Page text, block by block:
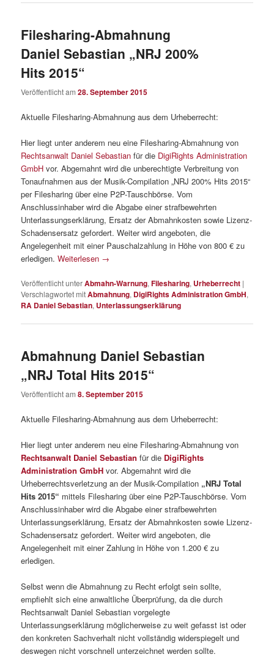
Filesharing-Abmahnung
Daniel Sebastian „NRJ 200%
Hits 2015“
Veröffentlicht am28. September 2015
Aktuelle Filesharing-Abmahnung aus dem Urheberrecht:
Hier liegt unter anderem neu eine Filesharing-Abmahnung von
Rechtsanwalt Daniel Sebastian für die DigiRights Administration
GmbH vor. Abgemahnt wird die unberechtigte Verbreitung von
Tonaufnahmen aus der Musik-Compilation „NRJ 200% Hits 2015“
per Filesharing über eine P2P-Tauschbörse. Vom
Anschlussinhaber wird die Abgabe einer strafbewehrten
Unterlassungserklärung, Ersatz der Abmahnkosten sowie Lizenz-
Schadensersatz gefordert. Weiter wird angeboten, die
Angelegenheit mit einer Pauschalzahlung in Höhe von 800 € zu
erledigen.Weiterlesen →
Veröffentlicht unterAbmahn-Warnung,Filesharing, Urheberrecht |
Verschlagwortet mitAbmahnung, DigiRights Administration GmbH,
RA Daniel Sebastian, Unterlassungserklärung
Abmahnung Daniel Sebastian
„NRJ Total Hits 2015“
Veröffentlicht am8. September 2015
Aktuelle Filesharing-Abmahnung aus dem Urheberrecht:
Hier liegt unter anderem neu eine Filesharing-Abmahnung von
Rechtsanwalt Daniel Sebastian für die DigiRights
Administration GmbH vor. Abgemahnt wird die
Urheberrechtsverletzung an der Musik-Compilation „NRJ Total
Hits 2015“ mittels Filesharing über eine P2P-Tauschbörse. Vom
Anschlussinhaber wird die Abgabe einer strafbewehrten
Unterlassungserklärung, Ersatz der Abmahnkosten sowie Lizenz-
Schadensersatz gefordert. Weiter wird angeboten, die
Angelegenheit mit einer Zahlung in Höhe von 1.200 € zu
erledigen.
Selbst wenn die Abmahnung zu Recht erfolgt sein sollte,
empfiehlt sich eine anwaltliche Überprüfung, da die durch
Rechtsanwalt Daniel Sebastian vorgelegte
Unterlassungserklärung möglicherweise zu weit gefasst ist oder
den konkreten Sachverhalt nicht vollständig widerspiegelt und
deswegen nicht vorschnell unterzeichnet werden sollte.